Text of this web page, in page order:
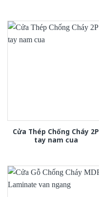
Cửa Thép Chống Cháy 2P
tay nam cua